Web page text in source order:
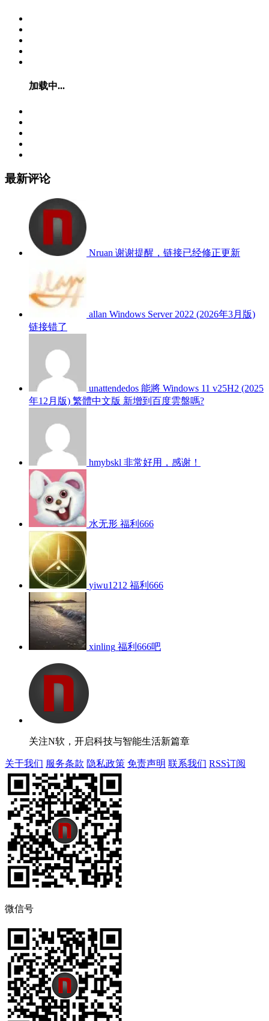
加载中...
最新评论
Nruan 谢谢提醒，链接已经修正更新
allan Windows Server 2022 (2026年3月版)
链接错了
unattendedos 能將 Windows 11 v25H2 (2025
年12月版) 繁體中文版 新增到百度雲盤嗎?
hmybskl 非常好用，感谢！
水无形 福利666
yiwu1212 福利666
xinling 福利666吧
关注N软，开启科技与智能生活新篇章
关于我们 服务条款 隐私政策 免责声明 联系我们 RSS订阅
微信号